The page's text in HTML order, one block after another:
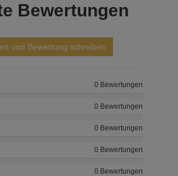
Bewertungen
und Bewertung schreiben
0 Bewertungen
0 Bewertungen
0 Bewertungen
0 Bewertungen
0 Bewertungen